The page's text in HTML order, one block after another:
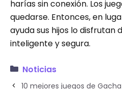
harías sin conexión. Los
quedarse. Entonces, en
ayuda sus hijos lo disfrutan
inteligente y segura.
Noticias
10 mejores juegos de